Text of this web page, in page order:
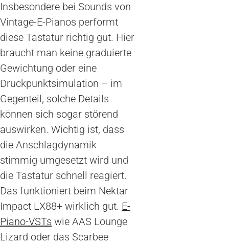
Insbesondere bei Sounds von
Vintage-E-Pianos performt
diese Tastatur richtig gut. Hier
braucht man keine graduierte
Gewichtung oder eine
Druckpunktsimulation – im
Gegenteil, solche Details
können sich sogar störend
auswirken. Wichtig ist, dass
die Anschlagdynamik
stimmig umgesetzt wird und
die Tastatur schnell reagiert.
Das funktioniert beim Nektar
Impact LX88+ wirklich gut. E-
Piano-VSTs wie AAS Lounge
Lizard oder das Scarbee